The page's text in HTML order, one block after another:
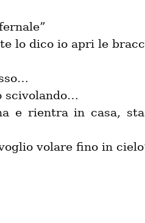
lo dico io apri le
scivolando…
e rientra in casa,
volare fino in